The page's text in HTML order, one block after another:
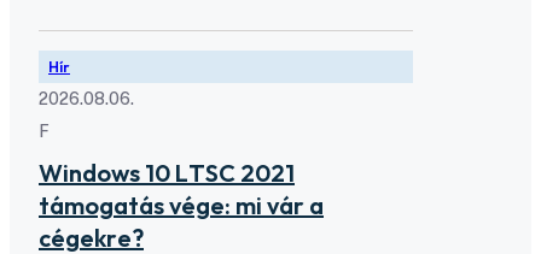
Hír
2026.08.06.
F
Windows 10 LTSC 2021
támogatás vége: mi vár a
cégekre?